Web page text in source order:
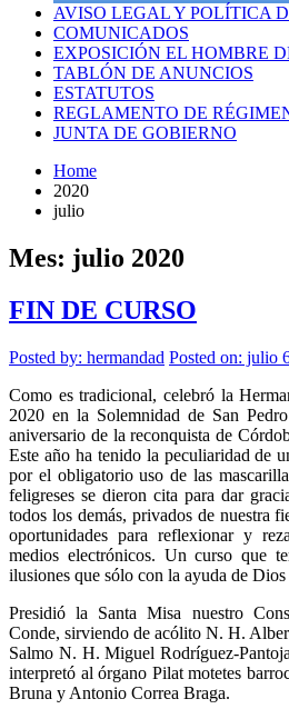
AVISO LEGAL Y POLÍTICA
COMUNICADOS
EXPOSICIÓN EL HOMBRE
TABLÓN DE ANUNCIOS
ESTATUTOS
REGLAMENTO DE
JUNTA DE GOBIERNO
Home
2020
julio
Mes: julio 2020
FIN DE CURSO
Posted by: hermandad Posted on: julio
Como es tradicional, celebró la
2020 en la Solemnidad de San
aniversario de la reconquista de
Este año ha tenido la peculiaridad de
por el obligatorio uso de las
feligreses se dieron cita para dar
todos los demás, privados de nuestra
oportunidades para reflexionar y
medios electrónicos. Un curso que
ilusiones que sólo con la ayuda de
Presidió la Santa Misa nuestro
Conde, sirviendo de acólito N. H.
Salmo N. H. Miguel Rodríguez-
interpretó al órgano Pilat motetes
Bruna y Antonio Correa Braga.